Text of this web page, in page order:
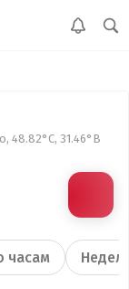
48.82°С, 31.46°В
часам